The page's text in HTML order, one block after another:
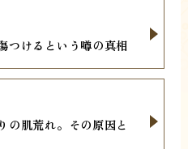
つけるという噂の真相
の肌荒れ。その原因と